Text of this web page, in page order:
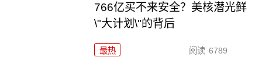
766亿买不来安全？美核潜光鲜
\"大计划\"的背后
最热 阅读 6789